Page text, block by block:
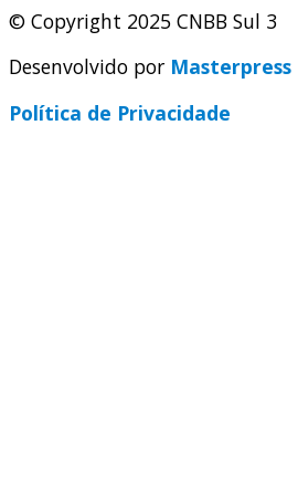
© Copyright 2025 CNBB Sul 3
Desenvolvido por Masterpress
Política de Privacidade